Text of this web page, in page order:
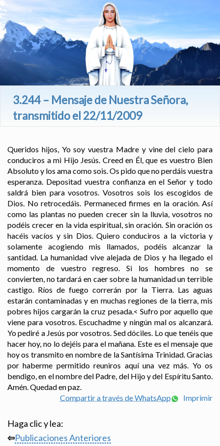
3.244 – Mensaje de Nuestra Señora,
transmitido el 22/11/2009
Queridos hijos, Yo soy vuestra Madre y vine del cielo para
conduciros a mi Hijo Jesús. Creed en Él, que es vuestro Bien
Absoluto y los ama como sois. Os pido que no perdáis vuestra
esperanza. Depositad vuestra confianza en el Señor y todo
saldrá bien para vosotros. Vosotros sois los escogidos de
Dios. No retrocedáis. Permaneced firmes en la oración. Así
como las plantas no pueden crecer sin la lluvia, vosotros no
podéis crecer en la vida espiritual, sin oración. Sin oración os
hacéis vacíos y sin Dios. Quiero conduciros a la victoria y
solamente acogiendo mis llamados, podéis alcanzar la
santidad. La humanidad vive alejada de Dios y ha llegado el
momento de vuestro regreso. Si los hombres no se
convierten, no tardará en caer sobre la humanidad un terrible
castigo. Ríos de fuego correrán por la Tierra. Las aguas
estarán contaminadas y en muchas regiones de la tierra, mis
pobres hijos cargarán la cruz pesada.< Sufro por aquello que
viene para vosotros. Escuchadme y ningún mal os alcanzará.
Yo pediré a Jesús por vosotros. Sed dóciles. Lo que tenéis que
hacer hoy, no lo dejéis para el mañana. Este es el mensaje que
hoy os transmito en nombre de la Santísima Trinidad. Gracias
por haberme permitido reuniros aquí una vez más. Yo os
bendigo, en el nombre del Padre, del Hijo y del Espíritu Santo.
Amén. Quedad en paz.
Compartir a través de WhatsApp
Imprimir
Haga clic y lea:
⇦Publicaciones Anteriores